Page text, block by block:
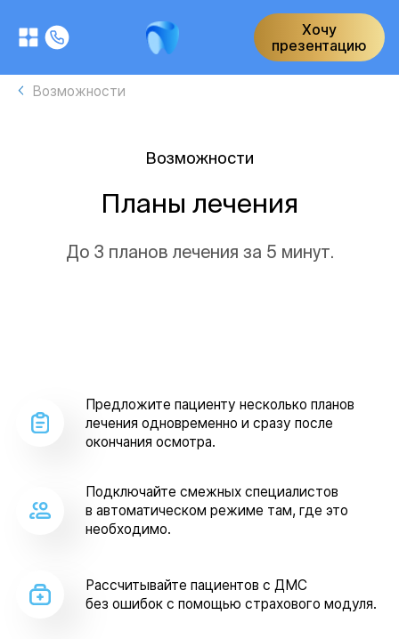
Хочу
презентацию
Возможности
Возможности
Планы лечения
До 3 планов лечения за 5 минут.
Предложите пациенту несколько планов
лечения одновременно и сразу после
окончания осмотра.
Подключайте смежных специалистов
в автоматическом режиме там, где это
необходимо.
Рассчитывайте пациентов с ДМС
без ошибок с помощью страхового модуля.